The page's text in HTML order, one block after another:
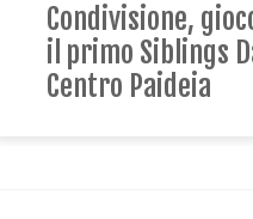
Future Week: in
futuro è la cura”